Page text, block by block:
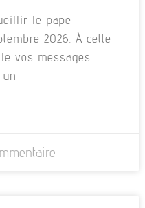
le pape
2026. À cette
vos messages